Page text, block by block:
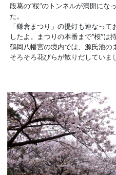
段葛の”桜”のトンネルが満開にな
た。
「鎌倉まつり」の提灯も連なっ
したよ。まつりの本番まで”桜”は
鶴岡八幡宮の境内では、源氏池の
そろそろ花びらが散りだしていま